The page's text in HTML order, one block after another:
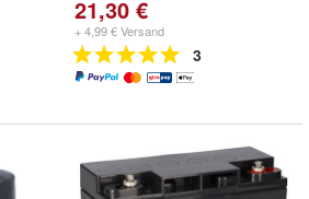
21,30 €
+ 4,99 € Versand
3